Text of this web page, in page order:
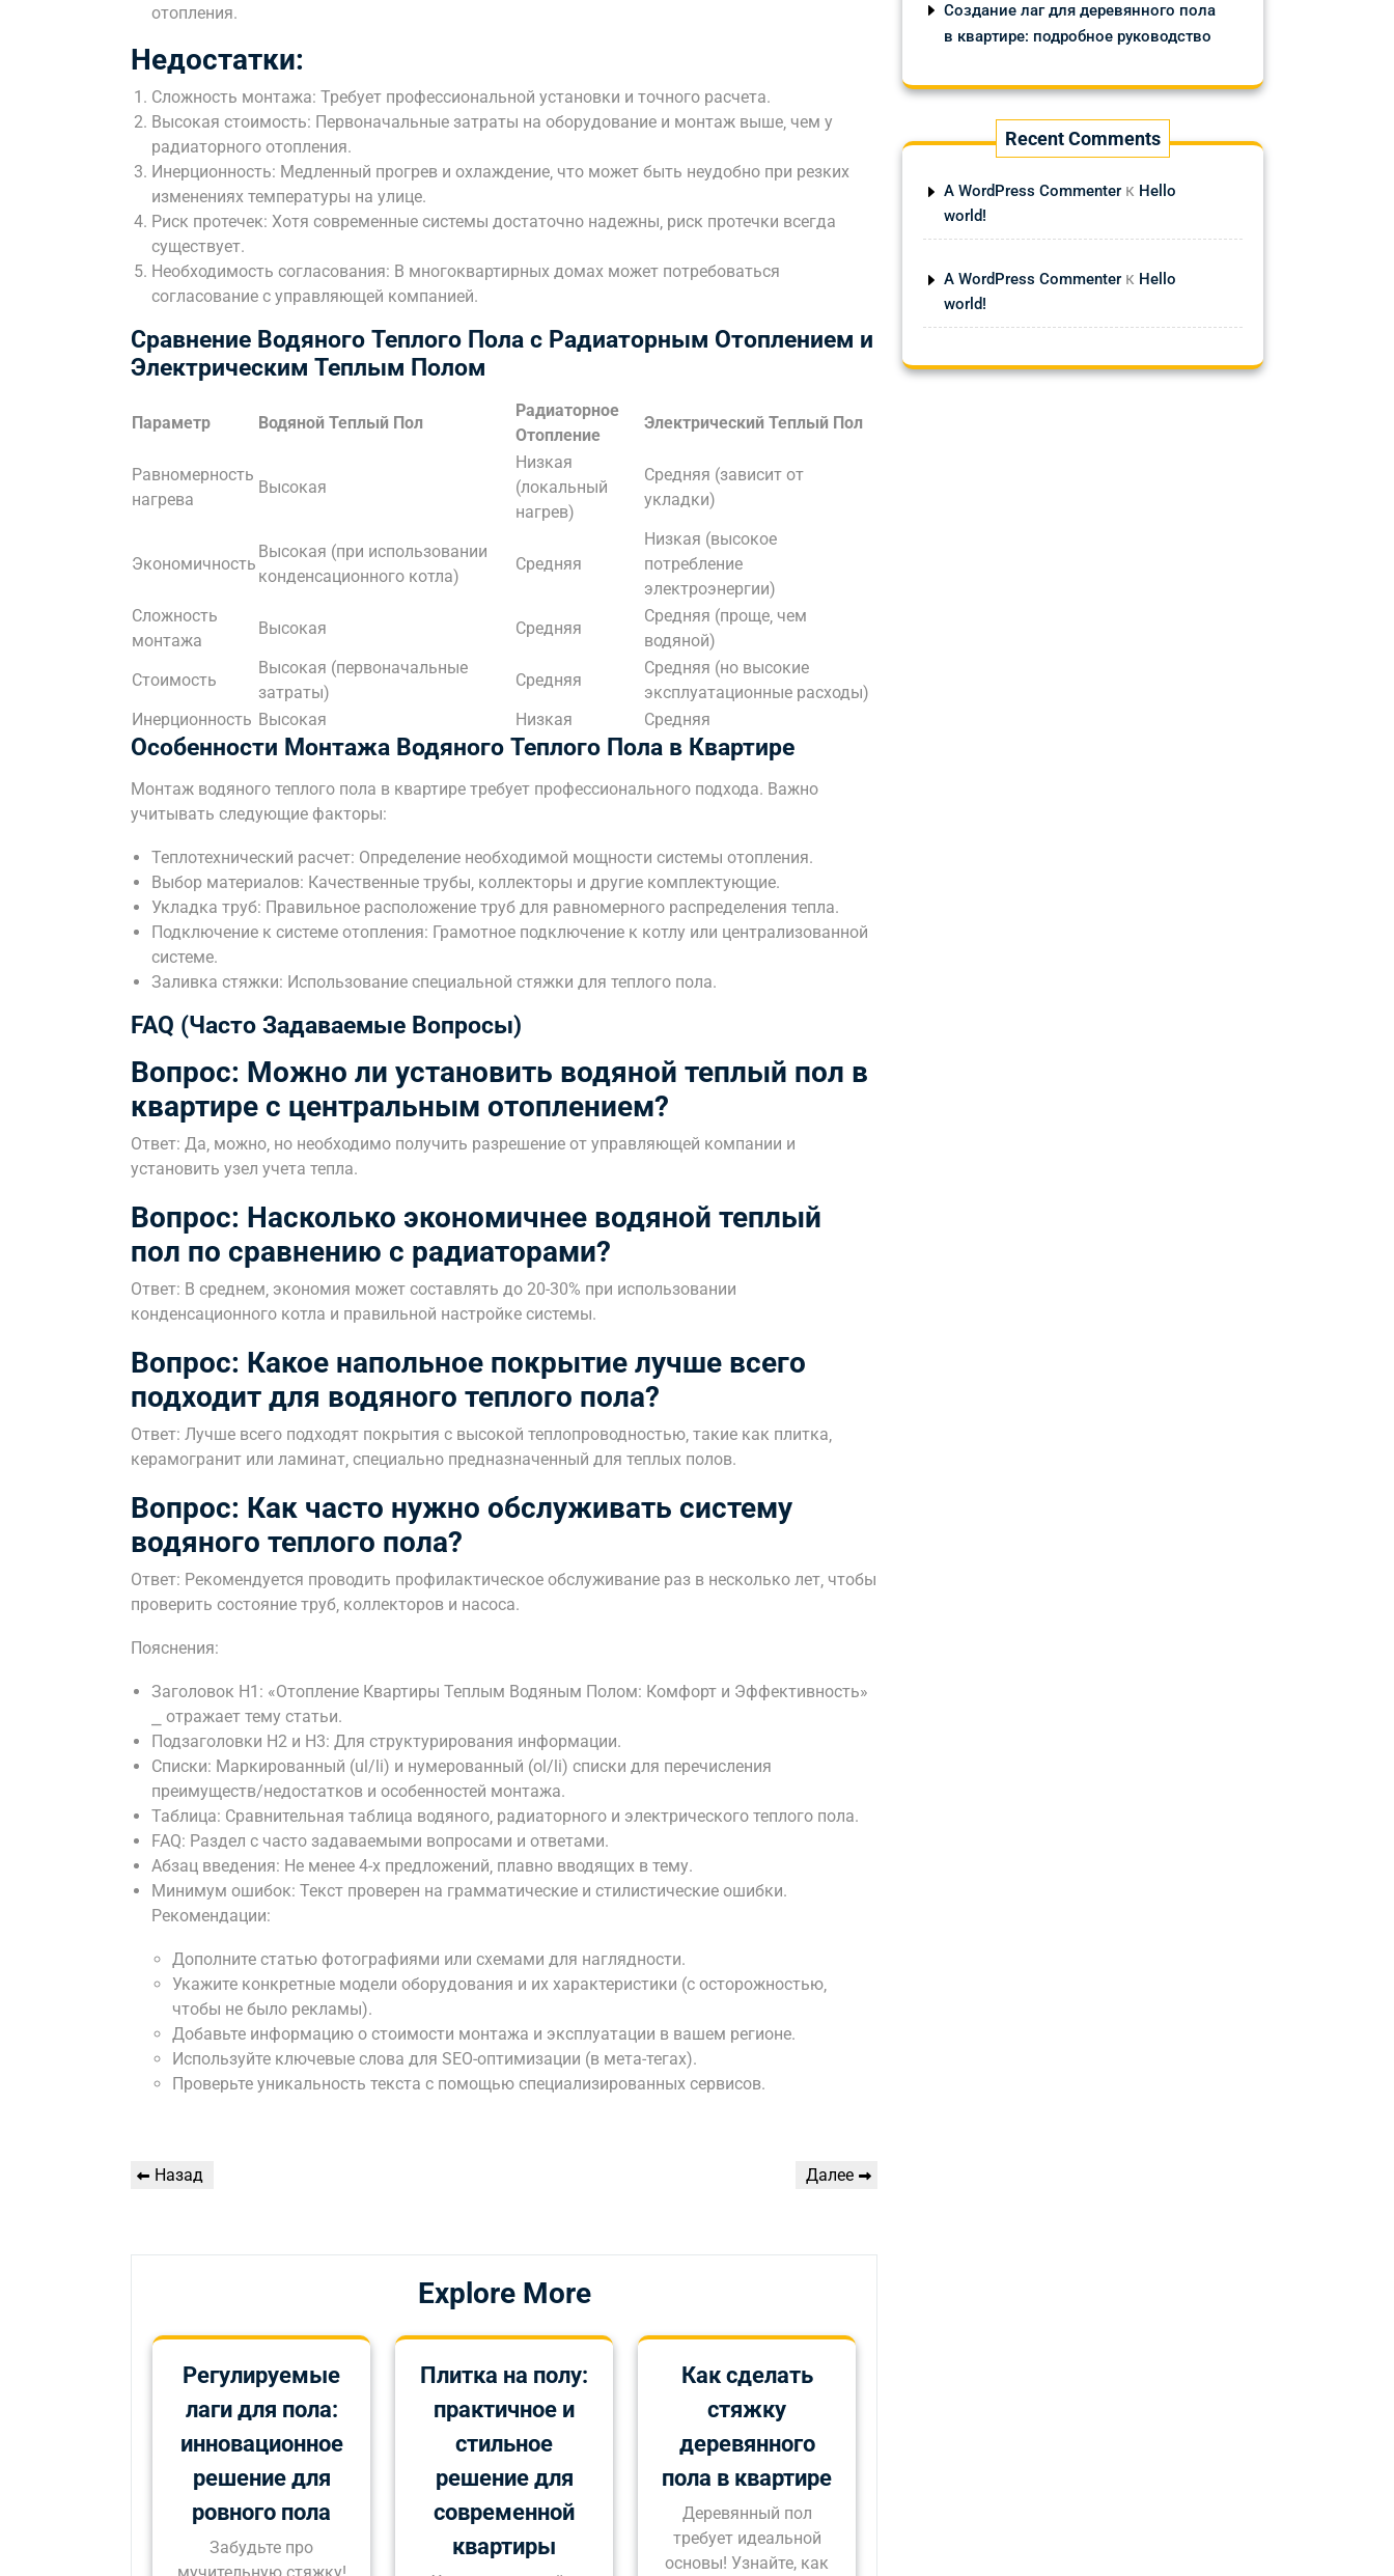
отопления.
Недостатки:
Сложность монтажа: Требует профессиональной установки и точного расчета.
Высокая стоимость: Первоначальные затраты на оборудование и монтаж выше‚ чем у
радиаторного отопления.
Инерционность: Медленный прогрев и охлаждение‚ что может быть неудобно при резких
изменениях температуры на улице.
Риск протечек: Хотя современные системы достаточно надежны‚ риск протечки всегда
существует.
Необходимость согласования: В многоквартирных домах может потребоваться
согласование с управляющей компанией.
Сравнение Водяного Теплого Пола с Радиаторным Отоплением и
Электрическим Теплым Полом
Параметр Водяной Теплый Пол
Радиаторное
Отопление
Электрический Теплый Пол
Равномерность
нагрева
Высокая
Низкая
(локальный
нагрев)
Средняя (зависит от
укладки)
Экономичность
Высокая (при использовании
конденсационного котла)
Средняя
Низкая (высокое
потребление
электроэнергии)
Сложность
монтажа
Высокая Средняя
Средняя (проще‚ чем
водяной)
Стоимость
Высокая (первоначальные
затраты)
Средняя
Средняя (но высокие
эксплуатационные расходы)
Инерционность Высокая Низкая Средняя
Особенности Монтажа Водяного Теплого Пола в Квартире
Монтаж водяного теплого пола в квартире требует профессионального подхода. Важно
учитывать следующие факторы:
Теплотехнический расчет: Определение необходимой мощности системы отопления.
Выбор материалов: Качественные трубы‚ коллекторы и другие комплектующие.
Укладка труб: Правильное расположение труб для равномерного распределения тепла.
Подключение к системе отопления: Грамотное подключение к котлу или централизованной
системе.
Заливка стяжки: Использование специальной стяжки для теплого пола.
FAQ (Часто Задаваемые Вопросы)
Вопрос: Можно ли установить водяной теплый пол в
квартире с центральным отоплением?
Ответ: Да‚ можно‚ но необходимо получить разрешение от управляющей компании и
установить узел учета тепла.
Вопрос: Насколько экономичнее водяной теплый
пол по сравнению с радиаторами?
Ответ: В среднем‚ экономия может составлять до 20-30% при использовании
конденсационного котла и правильной настройке системы.
Вопрос: Какое напольное покрытие лучше всего
подходит для водяного теплого пола?
Ответ: Лучше всего подходят покрытия с высокой теплопроводностью‚ такие как плитка‚
керамогранит или ламинат‚ специально предназначенный для теплых полов.
Вопрос: Как часто нужно обслуживать систему
водяного теплого пола?
Ответ: Рекомендуется проводить профилактическое обслуживание раз в несколько лет‚ чтобы
проверить состояние труб‚ коллекторов и насоса.
Пояснения:
Заголовок H1: «Отопление Квартиры Теплым Водяным Полом: Комфорт и Эффективность»
⎯ отражает тему статьи.
Подзаголовки H2 и H3: Для структурирования информации.
Списки: Маркированный (ul/li) и нумерованный (ol/li) списки для перечисления
преимуществ/недостатков и особенностей монтажа.
Таблица: Сравнительная таблица водяного‚ радиаторного и электрического теплого пола.
FAQ: Раздел с часто задаваемыми вопросами и ответами.
Абзац введения: Не менее 4-х предложений‚ плавно вводящих в тему.
Минимум ошибок: Текст проверен на грамматические и стилистические ошибки.
Рекомендации:
Дополните статью фотографиями или схемами для наглядности.
Укажите конкретные модели оборудования и их характеристики (с осторожностью‚
чтобы не было рекламы).
Добавьте информацию о стоимости монтажа и эксплуатации в вашем регионе.
Используйте ключевые слова для SEO-оптимизации (в мета-тегах).
Проверьте уникальность текста с помощью специализированных сервисов.
Навигация
записям
Предыдущая
Назад
Следующая
Далее
Explore More
Регулируемые
лаги для пола:
инновационное
решение для
ровного пола
Забудьте про
Плитка на полу:
практичное и
стильное
решение для
современной
квартиры
Как сделать
стяжку
деревянного
пола в квартире
Деревянный пол
требует идеальной
основы! Узнайте, как
Создание лаг для деревянного пола
в квартире: подробное руководство
Recent Comments
A WordPress Commenter к Hello
world!
A WordPress Commenter к Hello
world!